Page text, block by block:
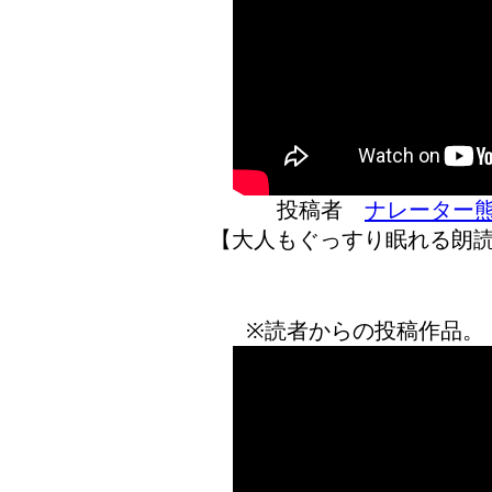
投稿者 ナレーター
【大人もぐっすり眠れる
※読者からの投稿作品